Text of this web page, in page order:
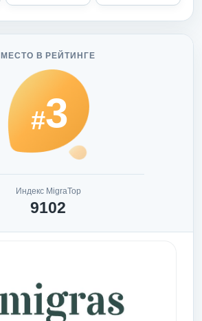
МЕСТО В РЕЙТИНГЕ
#3
Индекс MigraTop
9102